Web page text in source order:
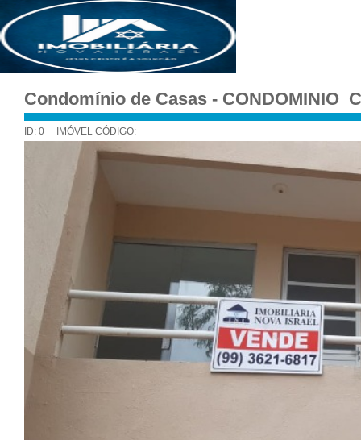
Condomínio de Casas - CONDOMINIO
ID: 0 IMÓVEL CÓDIGO: